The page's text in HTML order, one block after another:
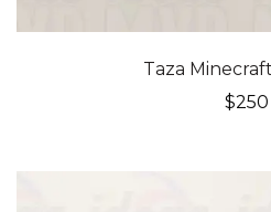
Taza
$250